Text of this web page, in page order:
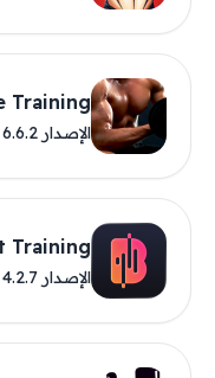
Training
الإصدار 6.6.2
Training
الإصدار 4.2.7